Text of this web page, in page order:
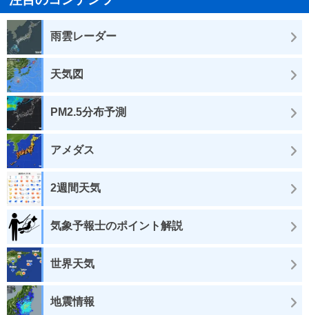
雨雲レーダー
天気図
PM2.5分布予測
アメダス
2週間天気
気象予報士のポイント解説
世界天気
地震情報